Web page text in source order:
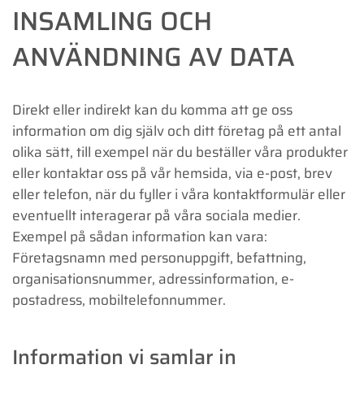
INSAMLING OCH
ANVÄNDNING AV DATA
Direkt eller indirekt kan du komma att ge oss
information om dig själv och ditt företag på ett antal
olika sätt, till exempel när du beställer våra produkter
eller kontaktar oss på vår hemsida, via e-post, brev
eller telefon, när du fyller i våra kontaktformulär eller
eventuellt interagerar på våra sociala medier.
Exempel på sådan information kan vara:
Företagsnamn med personuppgift, befattning,
organisationsnummer, adressinformation, e-
postadress, mobiltelefonnummer.
Information vi samlar in